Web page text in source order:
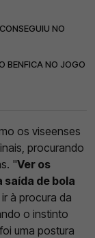
NO
BENFICA NO JOGO
os viseenses
procurando
"Ver os
de bola
à procura da
o instinto
uma postura